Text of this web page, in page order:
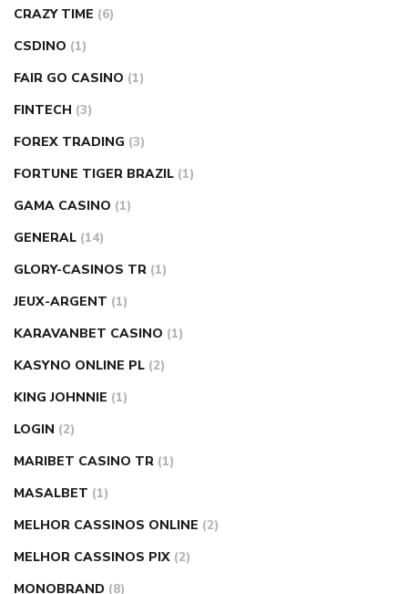
CRAZY TIME (6)
CSDINO (1)
FAIR GO CASINO (1)
FINTECH (3)
FOREX TRADING (3)
FORTUNE TIGER BRAZIL (1)
GAMA CASINO (1)
GENERAL (14)
GLORY-CASINOS TR (1)
JEUX-ARGENT (1)
KARAVANBET CASINO (1)
KASYNO ONLINE PL (2)
KING JOHNNIE (1)
LOGIN (2)
MARIBET CASINO TR (1)
MASALBET (1)
MELHOR CASSINOS ONLINE (2)
MELHOR CASSINOS PIX (2)
MONOBRAND (8)